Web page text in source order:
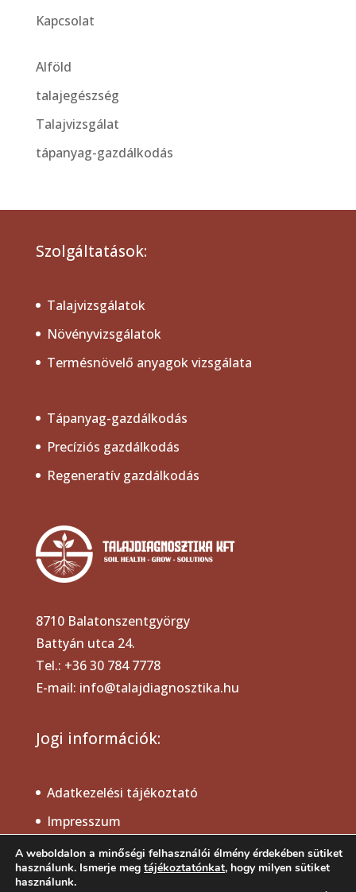
Kapcsolat
Alföld
talajegészség
Talajvizsgálat
tápanyag-gazdálkodás
Szolgáltatások:
Talajvizsgálatok
Növényvizsgálatok
Termésnövelő anyagok vizsgálata
Tápanyag-gazdálkodás
Precíziós gazdálkodás
Regeneratív gazdálkodás
8710 Balatonszentgyörgy
Battyán utca 24.
Tel.: +36 30 784 7778
E-mail: info@talajdiagnosztika.hu
Jogi információk:
Adatkezelési tájékoztató
Impresszum
Cookie tájékoztató
A weboldalon a minőségi felhasználói élmény érdekében sütiket
használunk. Ismerje meg tájékoztatónkat, hogy milyen sütiket
használunk.